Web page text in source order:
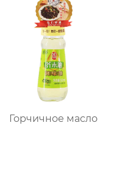
Горчичное масло